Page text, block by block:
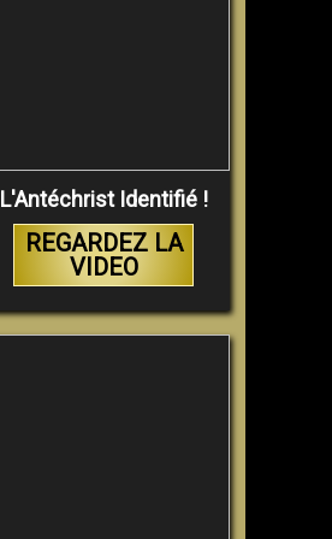
L'Antéchrist Identifié !
REGARDEZ LA
VIDEO